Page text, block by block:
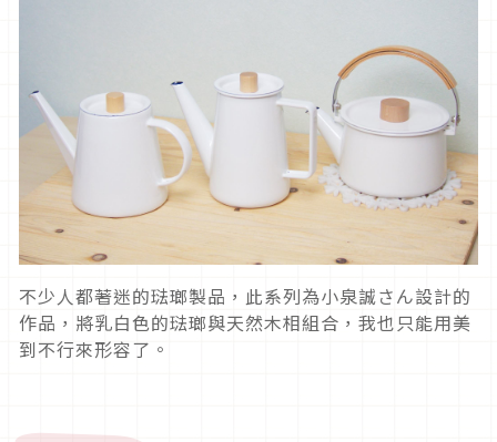
不少人都著迷的琺瑯製品，此系列為小泉誠さん設計的
作品，將乳白色的琺瑯與天然木相組合，我也只能用美
到不行來形容了。